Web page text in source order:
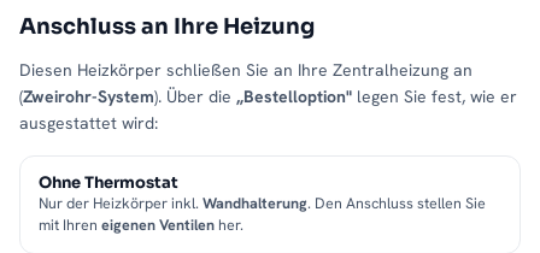
Anschluss an Ihre Heizung
Diesen Heizkörper schließen Sie an Ihre Zentralheizung an
(Zweirohr-System). Über die „Bestelloption" legen Sie fest, wie er
ausgestattet wird:
Ohne Thermostat
Nur der Heizkörper inkl. Wandhalterung. Den Anschluss stellen Sie
mit Ihren eigenen Ventilen her.